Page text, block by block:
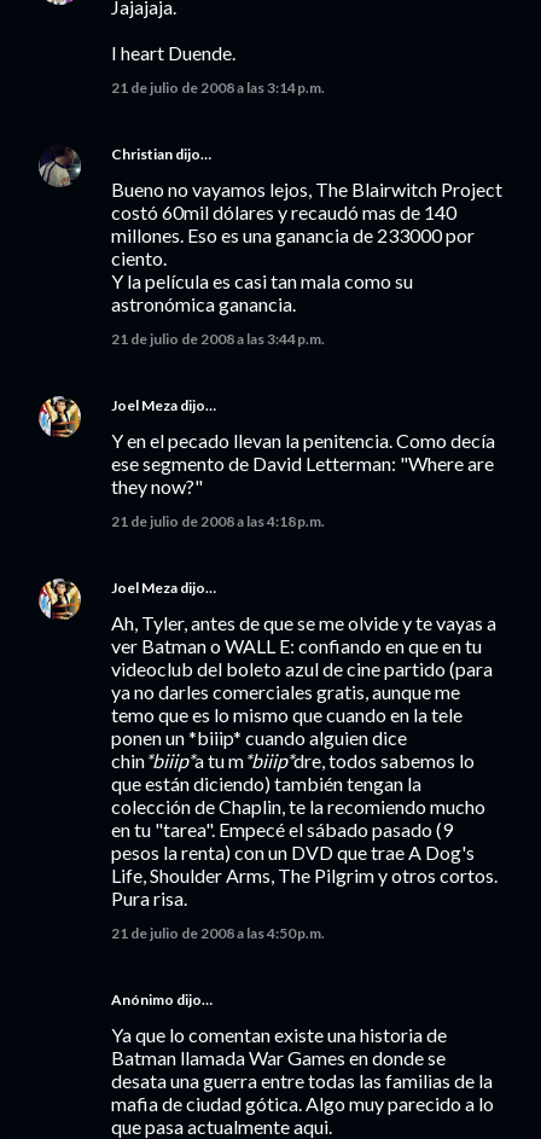
Jajajaja.
I heart Duende.
21 de julio de 2008 a las 3:14 p.m.
Christian dijo…
Bueno no vayamos lejos, The Blairwitch Project
costó 60mil dólares y recaudó mas de 140
millones. Eso es una ganancia de 233000 por
ciento.
Y la película es casi tan mala como su
astronómica ganancia.
21 de julio de 2008 a las 3:44 p.m.
Joel Meza dijo…
Y en el pecado llevan la penitencia. Como decía
ese segmento de David Letterman: "Where are
they now?"
21 de julio de 2008 a las 4:18 p.m.
Joel Meza dijo…
Ah, Tyler, antes de que se me olvide y te vayas a
ver Batman o WALL E: confiando en que en tu
videoclub del boleto azul de cine partido (para
ya no darles comerciales gratis, aunque me
temo que es lo mismo que cuando en la tele
ponen un *biiip* cuando alguien dice
chin*biiip*a tu m*biiip*dre, todos sabemos lo
que están diciendo) también tengan la
colección de Chaplin, te la recomiendo mucho
en tu "tarea". Empecé el sábado pasado (9
pesos la renta) con un DVD que trae A Dog's
Life, Shoulder Arms, The Pilgrim y otros cortos.
Pura risa.
21 de julio de 2008 a las 4:50 p.m.
Anónimo dijo…
Ya que lo comentan existe una historia de
Batman llamada War Games en donde se
desata una guerra entre todas las familias de la
mafia de ciudad gótica. Algo muy parecido a lo
que pasa actualmente aqui.